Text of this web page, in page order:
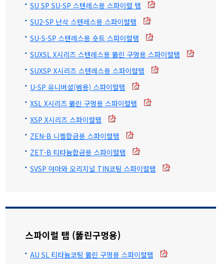
SU SP SU-SP 스텐레스용 스파이럴 탭
SU2-SP 난삭 스텐레스용 스파이럴탭
SU-S-SP 스텐레스용 숏트 스파이럴탭
SUXSL X시리즈 스텐레스용 뚫린 구멍용 스파이럴탭
SUXSP X시리즈 스텐레스용 스파이럴탭
U-SP 유니버셜(범용) 스파이럴탭
XSL X시리즈 뚫린 구멍용 스파이럴탭
XSP X시리즈 스파이럴탭
ZEN-B 니켈합금용 스파이럴탭
ZET-B 티타늄합금용 스파이럴탭
SVSP 야마와 오리지널 TIN코팅 스파이럴탭
스파이럴 탭 (뚫린구멍용)
AU SL 티타늄코팅 뚫린 구멍용 스파이럴탭